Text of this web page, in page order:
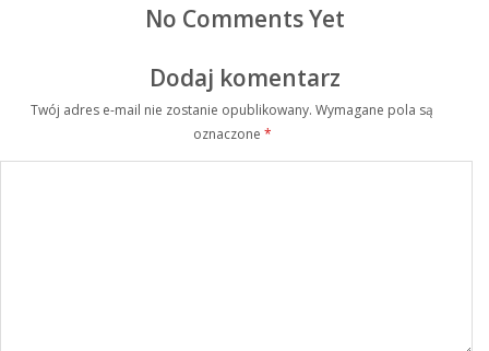
No Comments Yet
Dodaj komentarz
Twój adres e-mail nie zostanie opublikowany. Wymagane pola są
oznaczone *